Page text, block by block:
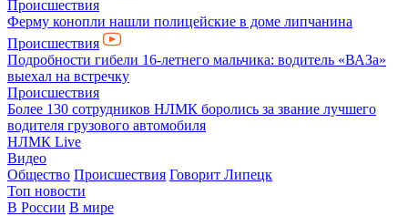
Происшествия
Ферму конопли нашли полицейские в доме липчанина
Происшествия
Подробности гибели 16-летнего мальчика: водитель «ВАЗа»
выехал на встречку
Происшествия
Более 130 сотрудников НЛМК боролись за звание лучшего
водителя грузового автомобиля
НЛМК Live
Видео
Общество Происшествия Говорит Липецк
Топ новости
В России В мире